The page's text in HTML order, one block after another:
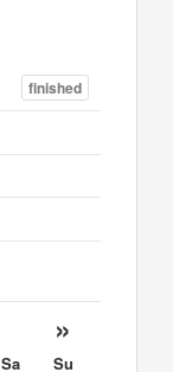
finished
»
Sa
Su